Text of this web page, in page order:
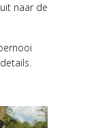
naar de